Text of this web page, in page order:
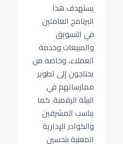
يستهدف هذا
البرنامج العاملين
في التسويق
والمبيعات وخدمة
العملاء، وخاصة من
يحتاجون إلى تطوير
ممارساتهم في
البيئة الرقمية. كما
يناسب المشرفين
والكوادر الإدارية
المعنية بتحسين